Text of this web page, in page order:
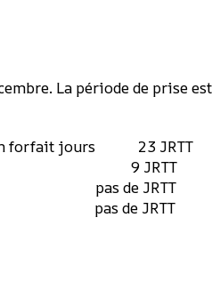
La période de prise
en forfait jours 23 JRTT
9 JRTT
pas de JRTT
de JRTT